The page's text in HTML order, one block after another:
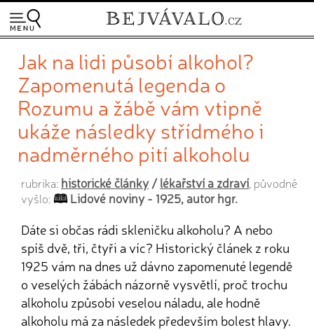
Jak na lidi působí alkohol?
Zapomenutá legenda o
Rozumu a žábě vám vtipně
ukáže následky střídmého i
nadměrného pití alkoholu
rubrika: historické články/lékařství a zdraví, původně
vyšlo:
Lidové noviny - 1925, autor hgr.
Dáte si občas rádi skleničku alkoholu? A nebo
spíš dvě, tři, čtyři a víc? Historický článek z roku
1925 vám na dnes už dávno zapomenuté legendě
o veselých žábách názorně vysvětlí, proč trochu
alkoholu způsobí veselou náladu, ale hodně
alkoholu má za následek především bolest hlavy.